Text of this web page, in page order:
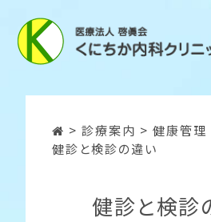
> 診療案内 > 健康管理
健診と検診の違い
健診と検診